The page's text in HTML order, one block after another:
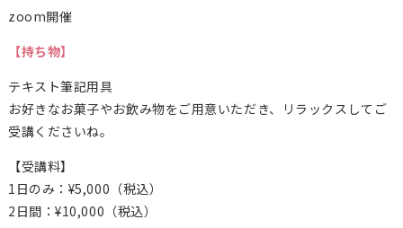
zoom開催
【持ち物】
テキスト筆記用具
お好きなお菓子やお飲み物をご用意いただき、リラックスしてご
受講くださいね。
【受講料】
1日のみ：¥5,000（税込）
2日間：¥10,000（税込）